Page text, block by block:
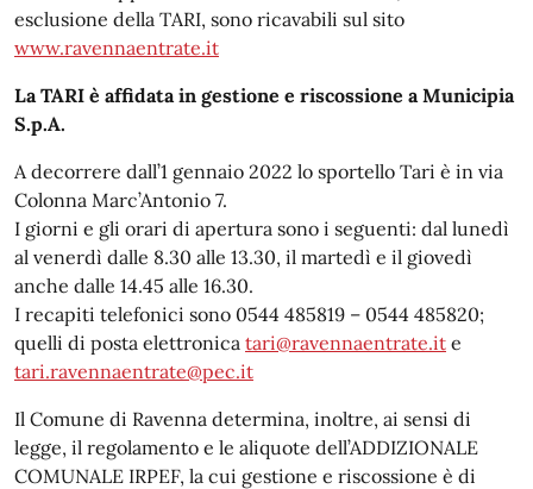
esclusione della TARI, sono ricavabili sul sito
www.ravennaentrate.it
La TARI è affidata in gestione e riscossione a Municipia
S.p.A.
A decorrere dall’1 gennaio 2022 lo sportello Tari è in via
Colonna Marc’Antonio 7.
I giorni e gli orari di apertura sono i seguenti: dal lunedì
al venerdì dalle 8.30 alle 13.30, il martedì e il giovedì
anche dalle 14.45 alle 16.30.
I recapiti telefonici sono 0544 485819 – 0544 485820;
quelli di posta elettronica tari@ravennaentrate.it e
tari.ravennaentrate@pec.it
Il Comune di Ravenna determina, inoltre, ai sensi di
legge, il regolamento e le aliquote dell’ADDIZIONALE
COMUNALE IRPEF, la cui gestione e riscossione è di